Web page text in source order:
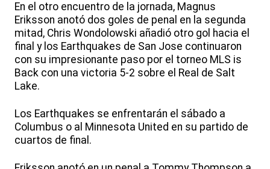
En el otro encuentro de la jornada, Magnus
Eriksson anotó dos goles de penal en la segunda
mitad, Chris Wondolowski añadió otro gol hacia el
final y los Earthquakes de San Jose continuaron
con su impresionante paso por el torneo MLS is
Back con una victoria 5-2 sobre el Real de Salt
Lake.
Los Earthquakes se enfrentarán el sábado a
Columbus o al Minnesota United en su partido de
cuartos de final.